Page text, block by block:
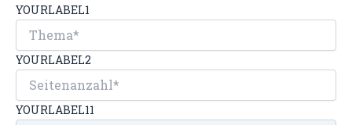
YOURLABEL1
YOURLABEL2
YOURLABEL11